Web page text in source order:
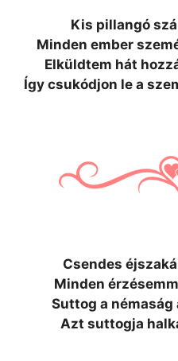
Kis pillangó
Minden ember
Elküldtem hát
Így csukódjon le a
Csendes
Minden
Suttog a
Azt suttogja